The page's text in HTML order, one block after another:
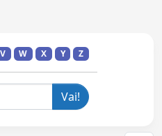
V W X Y Z